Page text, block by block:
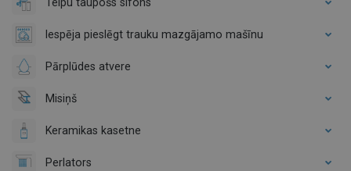
Iespēja pieslēgt trauku mazgājamo mašīnu
Pārplūdes atvere
Misiņš
Keramikas kasetne
Perlators